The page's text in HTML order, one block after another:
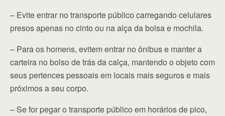
– Evite entrar no transporte público carregando celulares
presos apenas no cinto ou na alça da bolsa e mochila.
– Para os homens, evitem entrar no ônibus e manter a
carteira no bolso de trás da calça, mantendo o objeto com
seus pertences pessoais em locais mais seguros e mais
próximos a seu corpo.
– Se for pegar o transporte público em horários de pico,